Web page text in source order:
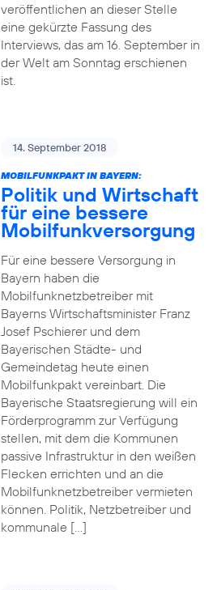
veröffentlichen an dieser Stelle
eine gekürzte Fassung des
Interviews, das am 16. September in
der Welt am Sonntag erschienen
ist.
14. September 2018
MOBILFUNKPAKT IN BAYERN:
Politik und Wirtschaft
für eine bessere
Mobilfunkversorgung
Für eine bessere Versorgung in
Bayern haben die
Mobilfunknetzbetreiber mit
Bayerns Wirtschaftsminister Franz
Josef Pschierer und dem
Bayerischen Städte- und
Gemeindetag heute einen
Mobilfunkpakt vereinbart. Die
Bayerische Staatsregierung will ein
Förderprogramm zur Verfügung
stellen, mit dem die Kommunen
passive Infrastruktur in den weißen
Flecken errichten und an die
Mobilfunknetzbetreiber vermieten
können. Politik, Netzbetreiber und
kommunale […]